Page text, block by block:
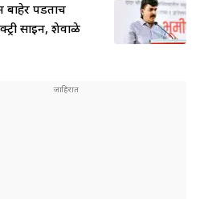
बाहेर पडताच
साईन, शेवाळे